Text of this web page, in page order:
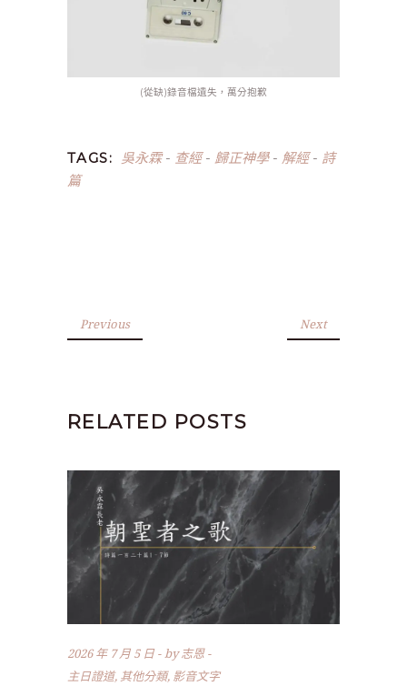
(從缺)錄音檔遺失，萬分抱歉
TAGS: 吳永霖- 查經- 歸正神學- 解經- 詩
篇
Previous Next
RELATED POSTS
2026 年 7 月 5 日 by志恩
主日證道, 其他分類, 影音文字